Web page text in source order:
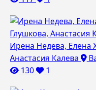
Ирена Недева, Елена
Анастасия Калева
130
1